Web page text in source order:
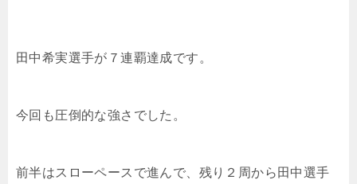
田中希実選手が７連覇達成です。
今回も圧倒的な強さでした。
前半はスローペースで進んで、残り２周から田中選手